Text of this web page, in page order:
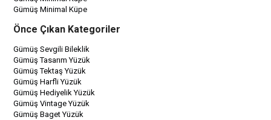
Gümüş Minimal Küpe
Önce Çıkan Kategoriler
Gümüş Sevgili Bileklik
Gümüş Tasarım Yüzük
Gümüş Tektaş Yüzük
Gümüş Harfli Yüzük
Gümüş Hediyelik Yüzük
Gümüş Vintage Yüzük
Gümüş Baget Yüzük